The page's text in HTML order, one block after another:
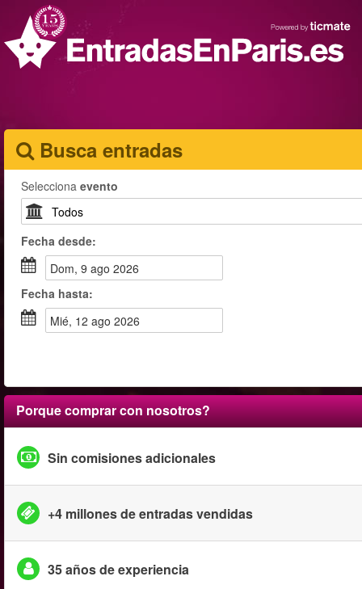
Busca entradas
Selecciona evento
Fecha desde:
dom, 9 ago 2026
Fecha hasta:
mié, 12 ago 2026
Porque comprar con nosotros?
Sin comisiones adicionales
+4 millones de entradas vendidas
35 años de experiencia